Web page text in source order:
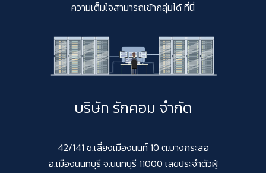
ความเต็มใจสามารถเข้ากลุ่มได้ ที่นี่
บริษัท รักคอม จำกัด
42/141 ซ.เลี่ยงเมืองนนท์ 10 ต.บางกระสอ
อ.เมืองนนทบุรี จ.นนทบุรี 11000 เลขประจำตัวผู้